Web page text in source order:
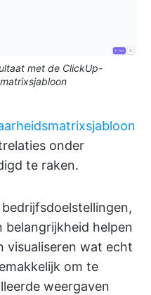
met de ClickUp-
onder
te raken.
belangrijkheid helpen
visualiseren wat echt
om te
weergaven